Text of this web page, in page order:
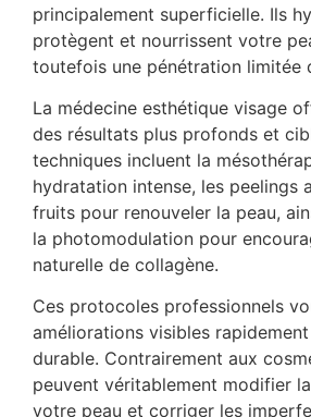
principalement superficielle. Ils
protègent et nourrissent votre
toutefois une pénétration limitée
La médecine esthétique visage
des résultats plus profonds et
techniques incluent la
hydratation intense, les peelings
fruits pour renouveler la peau,
la photomodulation pour
naturelle de collagène.
Ces protocoles professionnels
améliorations visibles
durable. Contrairement aux
peuvent véritablement modifier
votre peau et corriger les